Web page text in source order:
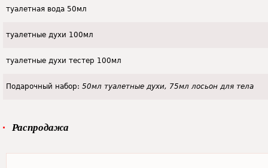
туалетная вода 50мл
туалетные духи 100мл
туалетные духи тестер 100мл
Подарочный набор: 50мл туалетные духи, 75мл лосьон для тела
Распродажа